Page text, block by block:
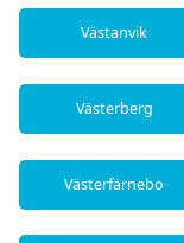
Västanvik
Västerberg
Västerfärnebo